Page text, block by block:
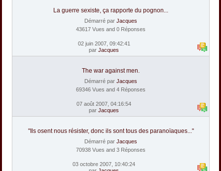
La guerre sexiste, ça rapporte du pognon...
Démarré par Jacques
43617 Vues and 0 Réponses
02 juin 2007, 09:42:41
par Jacques
The war against men.
Démarré par Jacques
69346 Vues and 4 Réponses
07 août 2007, 04:16:54
par Jacques
"Ils osent nous résister, donc ils sont tous des paranoïaques..."
Démarré par Jacques
70938 Vues and 3 Réponses
03 octobre 2007, 10:40:24